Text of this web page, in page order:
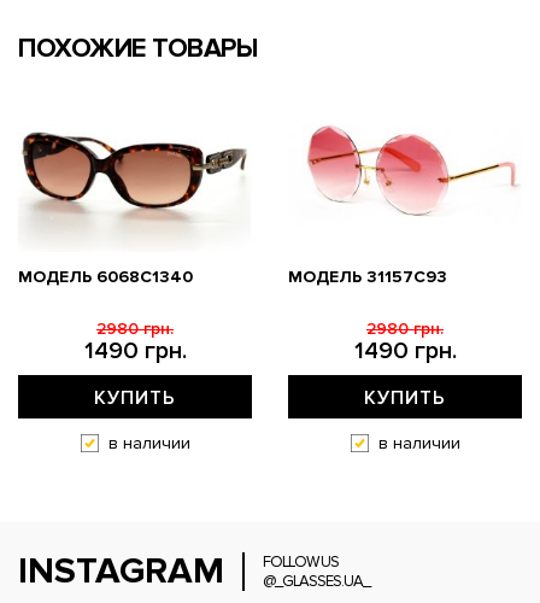
ПОХОЖИЕ ТОВАРЫ
МОДЕЛЬ 6068C1340
1490 грн.
2980 грн.
КУПИТЬ
в наличии
МОДЕЛЬ 31157С93
1490 грн.
2980 грн.
КУПИТЬ
в наличии
INSTAGRAM
FOLLOW US
@_GLASSES.UA_